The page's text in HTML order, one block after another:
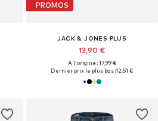
PROMOS
JACK & JONES PLUS
13,90 €
À l'origine : 17,99 €
Dernier prix le plus bas :12,51 €